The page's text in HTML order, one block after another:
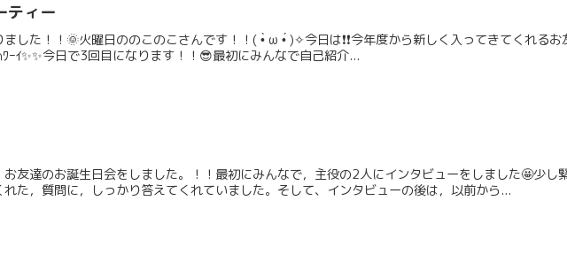
ティー
した！！🌞火曜日ののこのこさんです！！( •̀ ω •́ )✧今日は❗️❗️今年度から新しく入ってきてくれる
ｰｲ✨✨今日で3回目になります！！😎最初にみんなで自己紹介...
友達のお誕生日会をしました。！！最初にみんなで，主役の2人にインタビューをしました🤩少し
た，質問に，しっかり答えてくれていました。そして、インタビューの後は，以前から...